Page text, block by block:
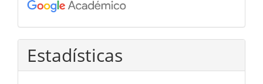
Estadísticas